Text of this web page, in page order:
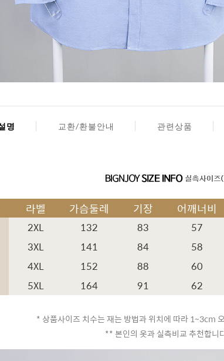
명 교환/환불안내 관련상품
라벨 가슴둘레 기장 어깨너비
2XL 132 83 57
3XL 141 84 58
4XL 152 88 60
5XL 164 91 62
* 상품사이즈 치수는 재는 방법과 위치에 따라 1~3cm
** 본인의 옷과 실측비교 추천합니